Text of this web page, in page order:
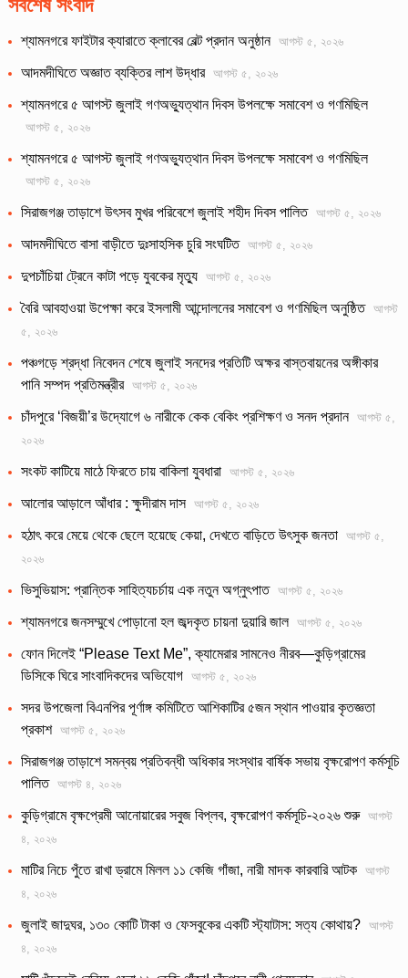
সর্বশেষ সংবাদ
শ্যামনগরে ফাইটার ক্যারাতে ক্লাবের বেল্ট প্রদান অনুষ্ঠান আগস্ট ৫, ২০২৬
আদমদীঘিতে অজ্ঞাত ব্যক্তির লাশ উদ্ধার আগস্ট ৫, ২০২৬
শ্যামনগরে ৫ আগস্ট জুলাই গণঅভ্যুত্থান দিবস উপলক্ষে সমাবেশ ও গণমিছিল
আগস্ট ৫, ২০২৬
শ্যামনগরে ৫ আগস্ট জুলাই গণঅভ্যুত্থান দিবস উপলক্ষে সমাবেশ ও গণমিছিল
আগস্ট ৫, ২০২৬
সিরাজগঞ্জ তাড়াশে উৎসব মুখর পরিবেশে জুলাই শহীদ দিবস পালিত আগস্ট ৫, ২০২৬
আদমদীঘিতে বাসা বাড়ীতে দুঃসাহসিক চুরি সংঘটিত আগস্ট ৫, ২০২৬
দুপচাঁচিয়া ট্রেনে কাটা পড়ে যুবকের মৃত্যু আগস্ট ৫, ২০২৬
বৈরি আবহাওয়া উপেক্ষা করে ইসলামী আন্দোলনের সমাবেশ ও গণমিছিল অনুষ্ঠিত
আগস্ট
৫, ২০২৬
পঞ্চগড়ে শ্রদ্ধা নিবেদন শেষে জুলাই সনদের প্রতিটি অক্ষর বাস্তবায়নের অঙ্গীকার
পানি সম্পদ প্রতিমন্ত্রীর
আগস্ট ৫, ২০২৬
চাঁদপুরে ‘বিজয়ী’র উদ্যোগে ৬ নারীকে কেক বেকিং প্রশিক্ষণ ও সনদ প্রদান
আগস্ট ৫,
২০২৬
সংকট কাটিয়ে মাঠে ফিরতে চায় বাকিলা যুবধারা আগস্ট ৫, ২০২৬
আলোর আড়ালে আঁধার : ক্ষুদীরাম দাস আগস্ট ৫, ২০২৬
হঠাৎ করে মেয়ে থেকে ছেলে হয়েছে কেয়া, দেখতে বাড়িতে উৎসুক জনতা
আগস্ট ৫,
২০২৬
ভিসুভিয়াস: প্রান্তিক সাহিত্যচর্চায় এক নতুন অগ্নুৎপাত আগস্ট ৫, ২০২৬
শ্যামনগরে জনসম্মুখে পোড়ানো হল জব্দকৃত চায়না দুয়ারি জাল আগস্ট ৫, ২০২৬
ফোন দিলেই “Please Text Me”, ক্যামেরার সামনেও নীরব—কুড়িগ্রামের
ডিসিকে ঘিরে সাংবাদিকদের অভিযোগ
আগস্ট ৫, ২০২৬
সদর উপজেলা বিএনপির পূর্ণাঙ্গ কমিটিতে আশিকাটির ৫জন স্থান পাওয়ার কৃতজ্ঞতা
প্রকাশ
আগস্ট ৫, ২০২৬
সিরাজগঞ্জ তাড়াশে সমন্বয় প্রতিবন্ধী অধিকার সংস্থার বার্ষিক সভায় বৃক্ষরোপণ কর্মসূচি
পালিত
আগস্ট ৪, ২০২৬
কুড়িগ্রামে বৃক্ষপ্রেমী আনোয়ারের সবুজ বিপ্লব, বৃক্ষরোপণ কর্মসূচি-২০২৬ শুরু
আগস্ট
৪, ২০২৬
মাটির নিচে পুঁতে রাখা ড্রামে মিলল ১১ কেজি গাঁজা, নারী মাদক কারবারি আটক
আগস্ট
৪, ২০২৬
জুলাই জাদুঘর, ১৩০ কোটি টাকা ও ফেসবুকের একটি স্ট্যাটাস: সত্য কোথায়?
আগস্ট
৪, ২০২৬